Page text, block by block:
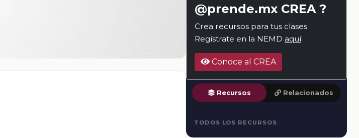
@prende.mx CREA ?
Crea recursos para tus clases.
Regístrate en la NEMD aquí.
Conoce al CREA
Recursos Relacionados
TODOS LOS RECURSOS